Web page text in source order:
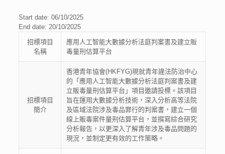
Start date: 06/10/2025
End date: 20/10/2025
招標項目
名稱
應用人工智能大數據分析法庭判案書及建立販
毒量刑估算平台
招標項目
簡介
香港青年協會(HKFYG)現就青年違法防治中心
的「應用人工智能大數據分析法庭判案書及建
立販毒量刑估算平台」項目邀請投標。該項目
旨在運用大數據分析技術，深入分析高等法院
及區域法院涉及毒品罪行的判案書，建立一個
線上販毒案件量刑估算平台，並撰寫綜合研究
分析報告，以更深入了解青年涉及毒品問題的
現況，並制定更有效的工作策略。